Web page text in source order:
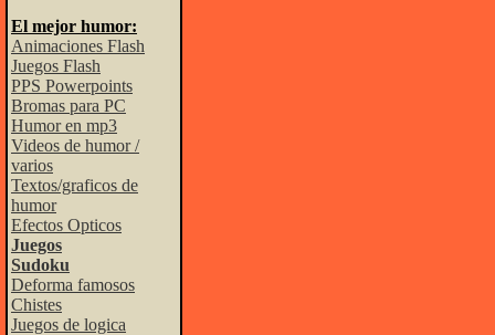
El mejor humor:
Animaciones Flash
Juegos Flash
PPS Powerpoints
Bromas para PC
Humor en mp3
Videos de humor /
varios
Textos/graficos de
humor
Efectos Opticos
Juegos
Sudoku
Deforma famosos
Chistes
Juegos de logica